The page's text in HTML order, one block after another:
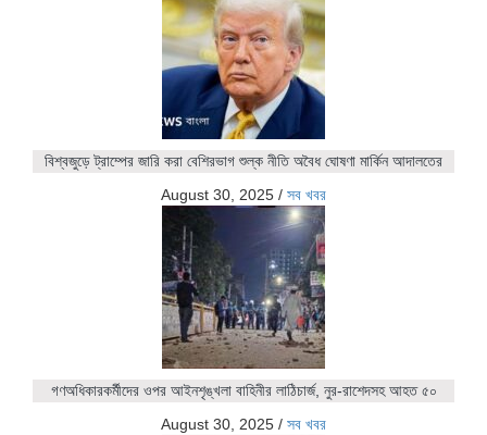
বিশ্বজুড়ে ট্রাম্পের জারি করা বেশিরভাগ শুল্ক নীতি অবৈধ ঘোষণা মার্কিন আদালতের
August 30, 2025 / সব খবর
গণঅধিকারকর্মীদের ওপর আইনশৃঙ্খলা বাহিনীর লাঠিচার্জ, নুর-রাশেদসহ আহত ৫০
August 30, 2025 / সব খবর